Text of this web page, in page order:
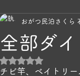
全部ダ
おがつ民泊さくら
5つ星のうちNaN
チビ竿、ベイトリ